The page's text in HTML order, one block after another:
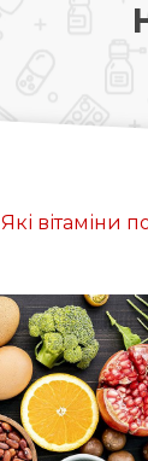
Які вітаміни